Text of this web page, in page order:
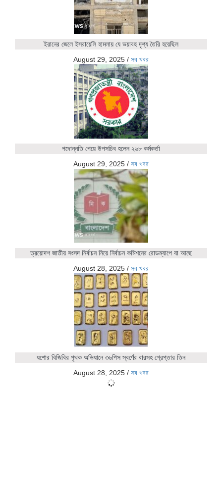
ইরানের জেলে ইসরায়েলি হামলায় যে ভয়াবহ দৃশ্য তৈরি হয়েছিল
August 29, 2025 / সব খবর
পদোন্নতি পেয়ে উপসচিব হলেন ২৬৮ কর্মকর্তা
August 29, 2025 / সব খবর
ত্রয়োদশ জাতীয় সংসদ নির্বাচন নিয়ে নির্বাচন কমিশনের রোডম্যাপে যা আছে
August 28, 2025 / সব খবর
যশোর বিজিবির পৃথক অভিযানে ৩৬পিস স্বর্ণের বারসহ গ্রেপ্তার তিন
August 28, 2025 / সব খবর